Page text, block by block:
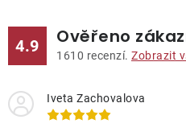
4.9 Ověřeno
1610 recenzí. Zobrazit
Iveta Zachovalova